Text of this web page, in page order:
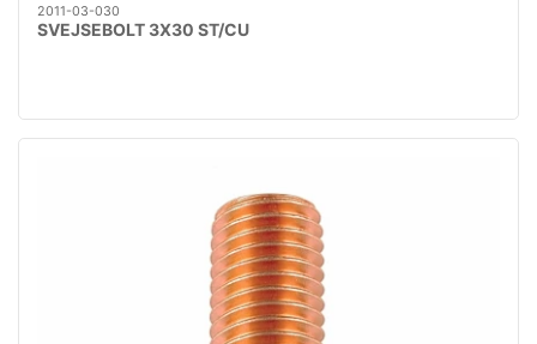
2011-03-030
SVEJSEBOLT 3X30 ST/CU